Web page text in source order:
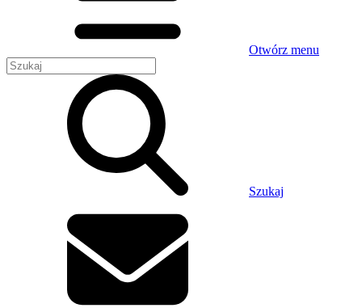
Otwórz menu
Szukaj